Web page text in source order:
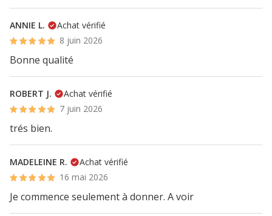
ANNIE L.
Achat vérifié
8 juin 2026
Bonne qualité
ROBERT J.
Achat vérifié
7 juin 2026
trés bien.
MADELEINE R.
Achat vérifié
16 mai 2026
Je commence seulement à donner. A voir